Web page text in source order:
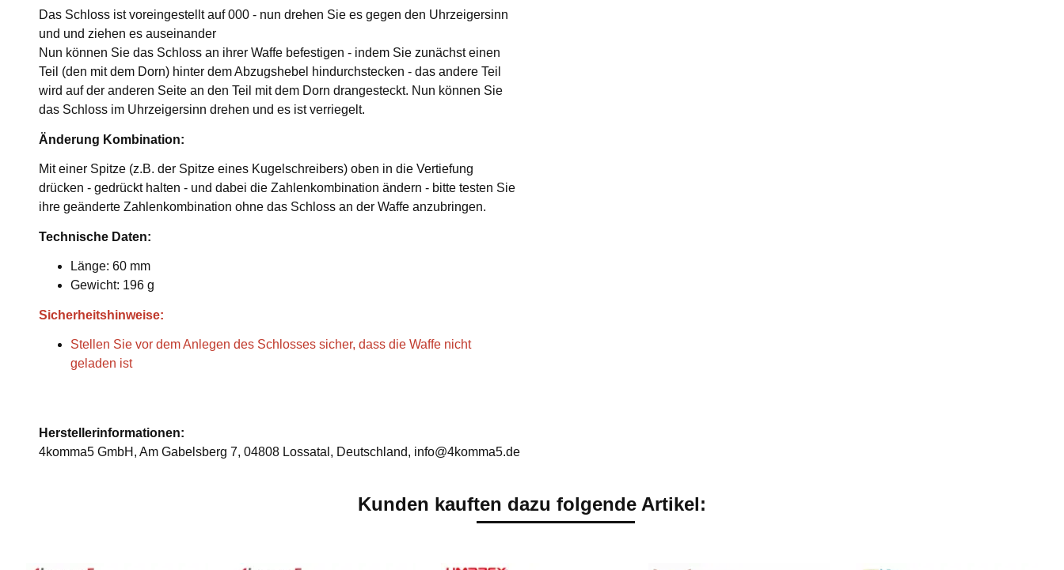
Das Schloss ist voreingestellt auf 000 - nun drehen Sie es gegen den Uhrzeigersinn
und und ziehen es auseinander
Nun können Sie das Schloss an ihrer Waffe befestigen - indem Sie zunächst einen
Teil (den mit dem Dorn) hinter dem Abzugshebel hindurchstecken - das andere Teil
wird auf der anderen Seite an den Teil mit dem Dorn drangesteckt. Nun können Sie
das Schloss im Uhrzeigersinn drehen und es ist verriegelt.
Änderung Kombination:
Mit einer Spitze (z.B. der Spitze eines Kugelschreibers) oben in die Vertiefung
drücken - gedrückt halten - und dabei die Zahlenkombination ändern - bitte testen Sie
ihre geänderte Zahlenkombination ohne das Schloss an der Waffe anzubringen.
Technische Daten:
Länge: 60 mm
Gewicht: 196 g
Sicherheitshinweise:
Stellen Sie vor dem Anlegen des Schlosses sicher, dass die Waffe nicht
geladen ist
Herstellerinformationen:
4komma5 GmbH, Am Gabelsberg 7, 04808 Lossatal, Deutschland, info@4komma5.de
Kunden kauften dazu folgende Artikel: